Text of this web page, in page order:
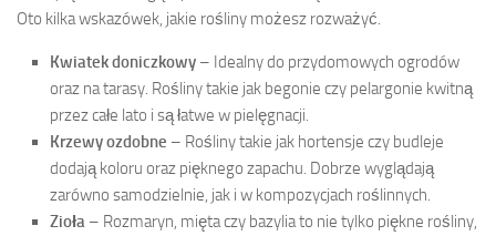
Oto kilka wskazówek, jakie rośliny możesz rozważyć.
Kwiatek doniczkowy – Idealny do przydomowych ogrodów
oraz na tarasy. Rośliny takie jak begonie czy pelargonie kwitną
przez całe lato i są łatwe w pielęgnacji.
Krzewy ozdobne – Rośliny takie jak hortensje czy budleje
dodają koloru oraz pięknego zapachu. Dobrze wyglądają
zarówno samodzielnie, jak i w kompozycjach roślinnych.
Zioła – Rozmaryn, mięta czy bazylia to nie tylko piękne rośliny,